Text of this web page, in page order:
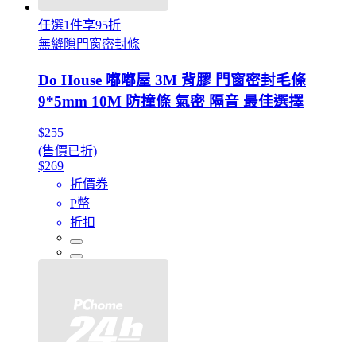
任選1件享95折
無縫隙門窗密封條
Do House 嘟嘟屋 3M 背膠 門窗密封毛條
9*5mm 10M 防撞條 氣密 隔音 最佳選擇
$255
(售價已折)
$269
折價券
P幣
折扣